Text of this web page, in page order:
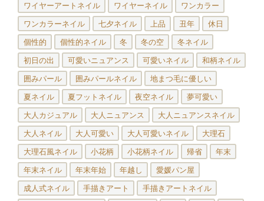
ワイヤーアートネイル ワイヤーネイル ワンカラー
ワンカラーネイル 七夕ネイル 上品 丑年 休日
個性的 個性的ネイル 冬 冬の空 冬ネイル
初日の出 可愛いニュアンス 可愛いネイル 和柄ネイル
囲みパール 囲みパールネイル 地まつ毛に優しい
夏ネイル 夏フットネイル 夜空ネイル 夢可愛い
大人カジュアル 大人ニュアンス 大人ニュアンスネイル
大人ネイル 大人可愛い 大人可愛いネイル 大理石
大理石風ネイル 小花柄 小花柄ネイル 帰省 年末
年末ネイル 年末年始 年越し 愛媛パン屋
成人式ネイル 手描きアート 手描きアートネイル